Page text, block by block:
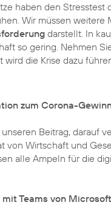
haben den Stresstest
Wir müssen
darstellt. In
so gering. Nehmen
die Krise dazu
zum Corona-
Beitrag, darauf
von Wirtschaft und
alle Ampeln für die
Teams von